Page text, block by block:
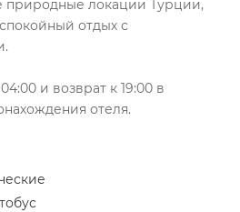
природные локации Турции,
отдых с
и возврат к 19:00 в
отеля.